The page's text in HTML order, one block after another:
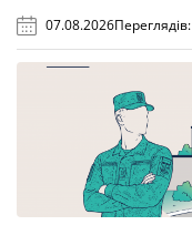
07.08.2026Переглядів: